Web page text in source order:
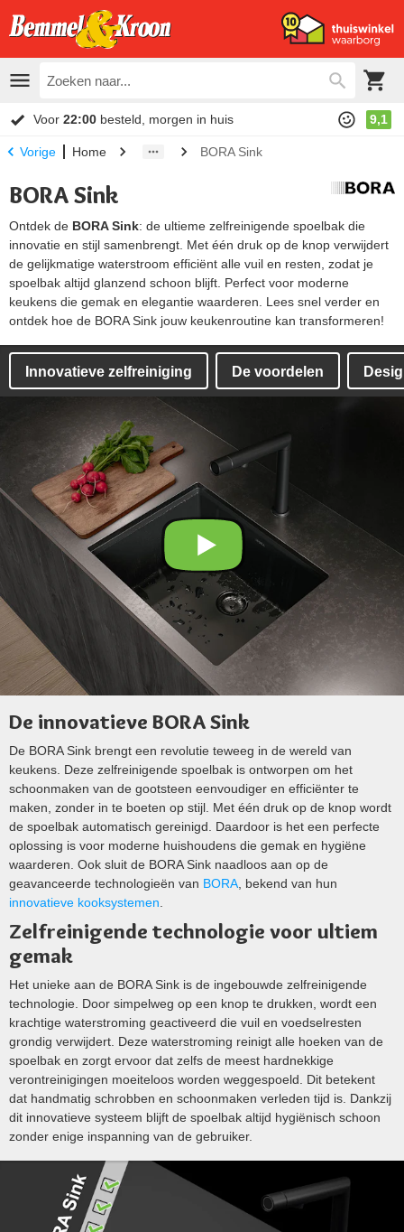
Voor 22:00 besteld, morgen in huis 9,1
Vorige Home BORA Sink
BORA Sink
Ontdek de BORA Sink: de ultieme zelfreinigende spoelbak die
innovatie en stijl samenbrengt. Met één druk op de knop verwijdert
de gelijkmatige waterstroom efficiënt alle vuil en resten, zodat je
spoelbak altijd glanzend schoon blijft. Perfect voor moderne
keukens die gemak en elegantie waarderen. Lees snel verder en
ontdek hoe de BORA Sink jouw keukenroutine kan transformeren!
Innovatieve zelfreiniging De voordelen
De innovatieve BORA Sink
De BORA Sink brengt een revolutie teweeg in de wereld van
keukens. Deze zelfreinigende spoelbak is ontworpen om het
schoonmaken van de gootsteen eenvoudiger en efficiënter te
maken, zonder in te boeten op stijl. Met één druk op de knop wordt
de spoelbak automatisch gereinigd. Daardoor is het een perfecte
oplossing is voor moderne huishoudens die gemak en hygiëne
waarderen. Ook sluit de BORA Sink naadloos aan op de
geavanceerde technologieën van BORA , bekend van hun
innovatieve kooksystemen
Zelfreinigende technologie voor ultiem
gemak
Het unieke aan de BORA Sink is de ingebouwde zelfreinigende
technologie. Door simpelweg op een knop te drukken, wordt een
krachtige waterstroming geactiveerd die vuil en voedselresten
grondig verwijdert. Deze waterstroming reinigt alle hoeken van de
spoelbak en zorgt ervoor dat zelfs de meest hardnekkige
verontreinigingen moeiteloos worden weggespoeld. Dit betekent
dat handmatig schrobben en schoonmaken verleden tijd is. Dankzij
dit innovatieve systeem blijft de spoelbak altijd hygiënisch schoon
zonder enige inspanning van de gebruiker.